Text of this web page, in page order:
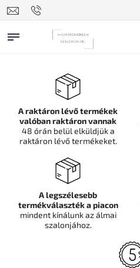
A raktáron lévő termékek
valóban raktáron vannak
48 órán belül elküldjük a
raktáron lévő termékeket.
A legszélesebb
termékválaszték a piacon
mindent kínálunk az álmai
szalonjához.